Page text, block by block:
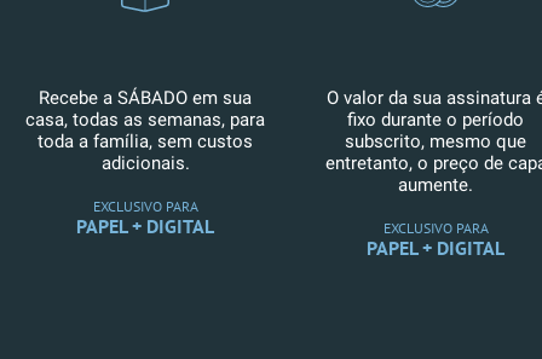
Recebe a SÁBADO em sua
casa, todas as semanas, para
toda a família, sem custos
adicionais.
EXCLUSIVO PARA
PAPEL + DIGITAL
O valor da sua assinatura
fixo durante o período
subscrito, mesmo que
entretanto, o preço de
aumente.
EXCLUSIVO PARA
PAPEL + DIGITAL